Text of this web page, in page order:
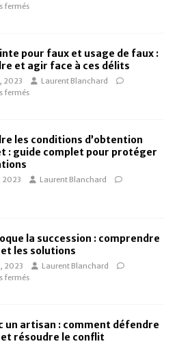
fermés
pour faux et usage de faux :
et agir face à ces délits
2023
Laurent Blanchard
fermés
les conditions d’obtention
: guide complet pour protéger
2023
Laurent Blanchard
la succession : comprendre
et les solutions
2023
Laurent Blanchard
fermés
un artisan : comment défendre
résoudre le conflit